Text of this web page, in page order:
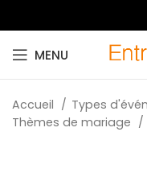
MENU
Accueil Types
Thèmes de mariage